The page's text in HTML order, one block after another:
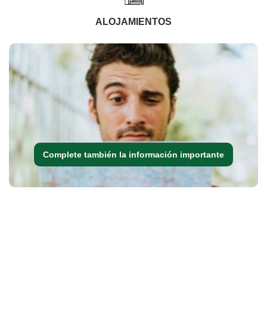
ALOJAMIENTOS
Complete también la información importante